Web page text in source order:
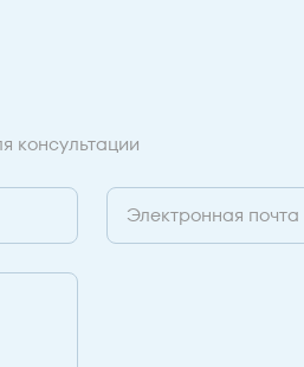
консультации